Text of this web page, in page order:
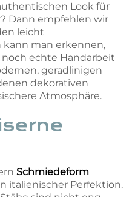
Look für
Dann empfehlen wir
leicht
man erkennen,
noch echte Handarbeit
geradlinigen
dekorativen
Atmosphäre.
Schmiedeform
italienischer Perfektion.